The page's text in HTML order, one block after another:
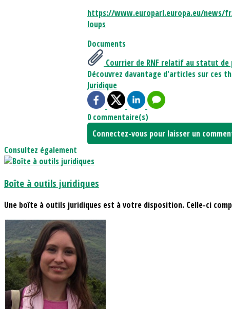
https://www.europarl.europa.eu/news/
loups
Documents
Courrier de RNF relatif au statut
Découvrez davantage d'articles sur ces
Juridique
0 commentaire(s)
Connectez-vous pour laisser un
Consultez également
Boîte à outils juridiques
Une boîte à outils juridiques est à votre disposition. Celle-ci